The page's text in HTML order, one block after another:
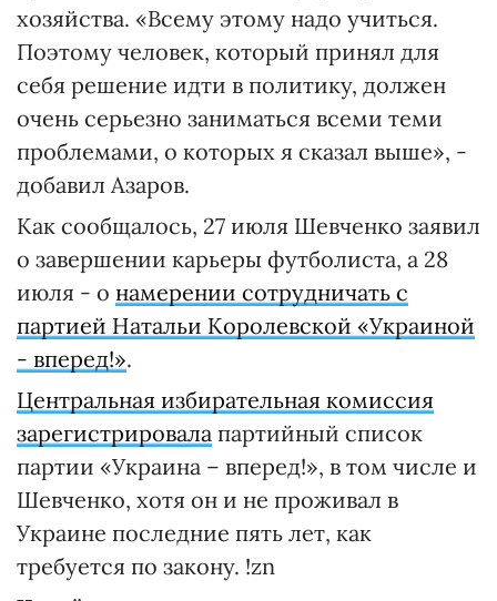
хозяйства. «Всему этому надо учиться.
Поэтому человек, который принял для
себя решение идти в политику, должен
очень серьезно заниматься всеми теми
проблемами, о которых я сказал выше», -
добавил Азаров.
Как сообщалось, 27 июля Шевченко заявил
о завершении карьеры футболиста, а 28
июля - о намерении сотрудничать с
партией Натальи Королевской «Украиной
- вперед!».
Центральная избирательная комиссия
зарегистрировала партийный список
партии «Украина – вперед!», в том числе и
Шевченко, хотя он и не проживал в
Украине последние пять лет, как
требуется по закону. !zn